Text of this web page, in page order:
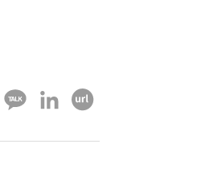
카카오톡 링크드인 URL 복사하기